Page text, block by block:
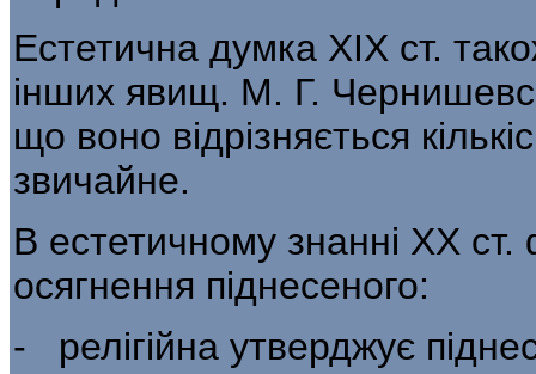
Естетична думка XIX ст.
інших явищ. М. Г.
що воно відріз­няється
звичайне.
В естетичному знанні XX
осягнення піднесеного:
- релігійна утверджує